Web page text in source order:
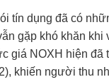
tín dụng đã có
gặp khó khăn khi
giá NOXH hiện đã
khiến người thu